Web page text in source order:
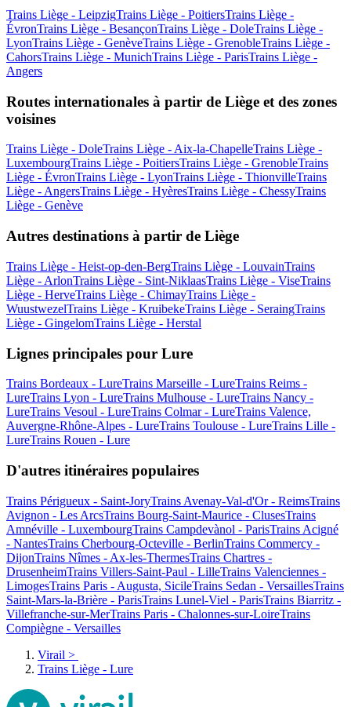
Trains Liège - LeipzigTrains Liège - PoitiersTrains Liège -
ÉvronTrains Liège - BesançonTrains Liège - DoleTrains Liège -
LyonTrains Liège - GenèveTrains Liège - GrenobleTrains Liège -
CahorsTrains Liège - MunichTrains Liège - ParisTrains Liège -
Angers
Routes internationales à partir de Liège et des zones
voisines
Trains Liège - DoleTrains Liège - Aix-la-ChapelleTrains Liège -
LuxembourgTrains Liège - PoitiersTrains Liège - GrenobleTrains
Liège - ÉvronTrains Liège - LyonTrains Liège - ThionvilleTrains
Liège - AngersTrains Liège - HyèresTrains Liège - ChessyTrains
Liège - Genève
Autres destinations à partir de Liège
Trains Liège - Heist-op-den-BergTrains Liège - LouvainTrains
Liège - ArlonTrains Liège - Sint-NiklaasTrains Liège - ViseTrains
Liège - HerveTrains Liège - ChimayTrains Liège -
WuustwezelTrains Liège - KruibekeTrains Liège - SeraingTrains
Liège - GingelomTrains Liège - Herstal
Lignes principales pour Lure
Trains Bordeaux - LureTrains Marseille - LureTrains Reims -
LureTrains Lyon - LureTrains Mulhouse - LureTrains Nancy -
LureTrains Vesoul - LureTrains Colmar - LureTrains Valence,
Auvergne-Rhône-Alpes - LureTrains Toulouse - LureTrains Lille -
LureTrains Rouen - Lure
D'autres itinéraires populaires
Trains Périgueux - Saint-JoryTrains Avenay-Val-d'Or - ReimsTrains
Avignon - Les ArcsTrains Bourg-Saint-Maurice - ClusesTrains
Amnéville - LuxembourgTrains Campdevànol - ParisTrains Acigné
- NantesTrains Cherbourg-Octeville - BerlinTrains Commercy -
DijonTrains Nîmes - Ax-les-ThermesTrains Chartres -
DrusenheimTrains Villers-Saint-Paul - LilleTrains Valenciennes -
LimogesTrains Paris - Augusta, SicileTrains Sedan - VersaillesTrains
Saint-Mars-la-Brière - ParisTrains Lunel-Viel - ParisTrains Biarritz -
Villefranche-sur-MerTrains Paris - Chalonnes-sur-LoireTrains
Compiègne - Versailles
Virail >
Trains Liège - Lure